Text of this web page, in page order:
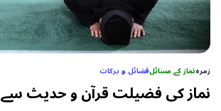
زمرہنماز کے مسائلفضائل و برکات
نماز کی فضیلت قرآن و حدیث سے